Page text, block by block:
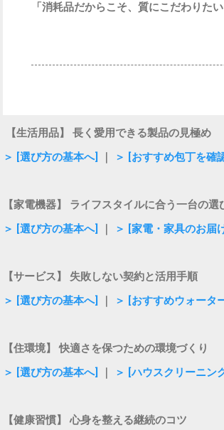
「消耗品だからこそ、質にこだわりた
【生活用品】 長く愛用できる製品の見極め
＞ [選び方の基本へ]
＞ [おすすめ包丁を確
【家電機器】 ライフスタイルに合う一台の選
＞ [選び方の基本へ]
＞ [家電・家具のお届
【サービス】 失敗しない契約と活用手順
＞ [選び方の基本へ]
＞ [おすすめウォータ
【住環境】 快適さを保つための環境づくり
＞ [選び方の基本へ]
＞ [ハウスクリーニン
【健康習慣】 心身を整える継続のコツ